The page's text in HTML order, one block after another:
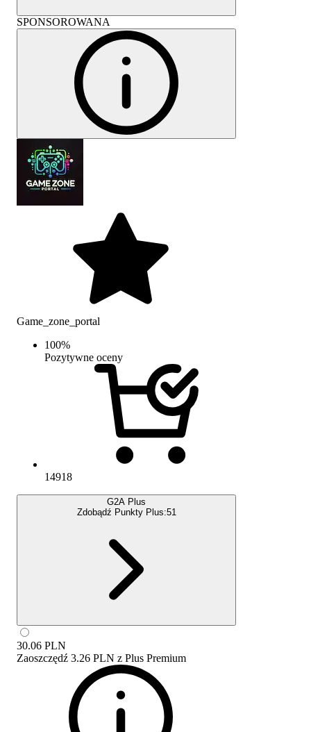
SPONSOROWANA
Game_zone_portal
100%
Pozytywne oceny
14918
G2A Plus
Zdobądź Punkty Plus:51
30.06 PLN
Zaoszczędź 3.26 PLN z Plus Premium